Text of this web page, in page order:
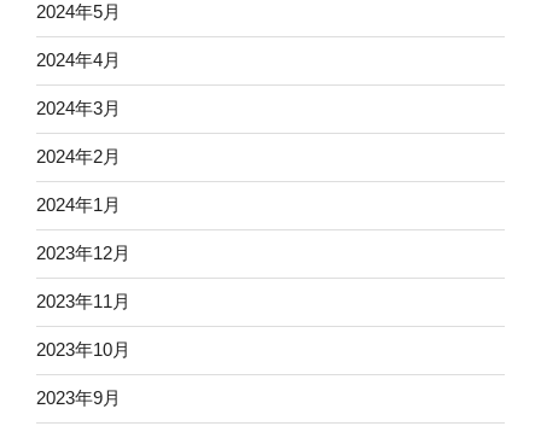
2024年5月
2024年4月
2024年3月
2024年2月
2024年1月
2023年12月
2023年11月
2023年10月
2023年9月